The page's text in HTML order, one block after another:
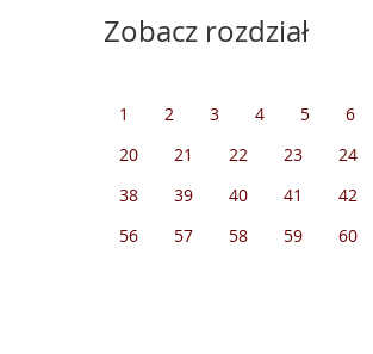
Zobacz rozdział
1 2 3 4 5 6
20
21 22 23 24
38
39 40 41 42
56
57 58 59 60